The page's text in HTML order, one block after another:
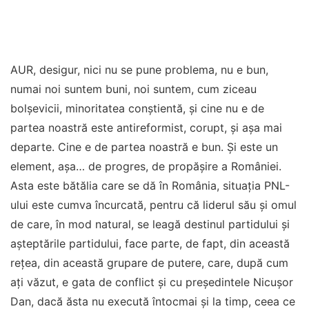
AUR, desigur, nici nu se pune problema, nu e bun,
numai noi suntem buni, noi suntem, cum ziceau
bolșevicii, minoritatea conștientă, și cine nu e de
partea noastră este antireformist, corupt, și așa mai
departe. Cine e de partea noastră e bun. Și este un
element, așa… de progres, de propășire a României.
Asta este bătălia care se dă în România, situația PNL-
ului este cumva încurcată, pentru că liderul său și omul
de care, în mod natural, se leagă destinul partidului și
așteptările partidului, face parte, de fapt, din această
rețea, din această grupare de putere, care, după cum
ați văzut, e gata de conflict și cu președintele Nicușor
Dan, dacă ăsta nu execută întocmai și la timp, ceea ce